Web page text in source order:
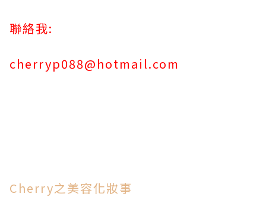
聯絡我:
cherryp088@hotmail.com
Cherry之美容化妝事